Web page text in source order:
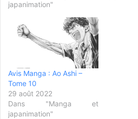
japanimation"
Avis Manga : Ao Ashi –
Tome 10
29 août 2022
Dans "Manga et
japanimation"